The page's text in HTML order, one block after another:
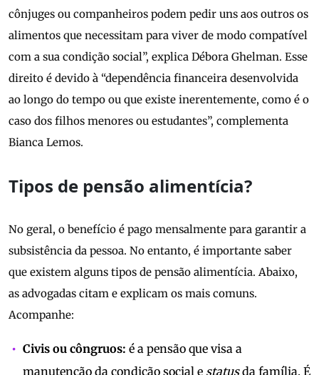
cônjuges ou companheiros podem pedir uns aos outros os
alimentos que necessitam para viver de modo compatível
com a sua condição social”, explica Débora Ghelman. Esse
direito é devido à “dependência financeira desenvolvida
ao longo do tempo ou que existe inerentemente, como é o
caso dos filhos menores ou estudantes”, complementa
Bianca Lemos.
Tipos de pensão alimentícia?
No geral, o benefício é pago mensalmente para garantir a
subsistência da pessoa. No entanto, é importante saber
que existem alguns tipos de pensão alimentícia. Abaixo,
as advogadas citam e explicam os mais comuns.
Acompanhe:
Civis ou côngruos: é a pensão que visa a
manutenção da condição social e statusda família. É